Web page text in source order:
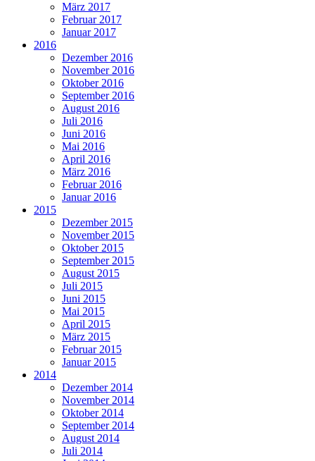
März 2017
Februar 2017
Januar 2017
2016
Dezember 2016
November 2016
Oktober 2016
September 2016
August 2016
Juli 2016
Juni 2016
Mai 2016
April 2016
März 2016
Februar 2016
Januar 2016
2015
Dezember 2015
November 2015
Oktober 2015
September 2015
August 2015
Juli 2015
Juni 2015
Mai 2015
April 2015
März 2015
Februar 2015
Januar 2015
2014
Dezember 2014
November 2014
Oktober 2014
September 2014
August 2014
Juli 2014